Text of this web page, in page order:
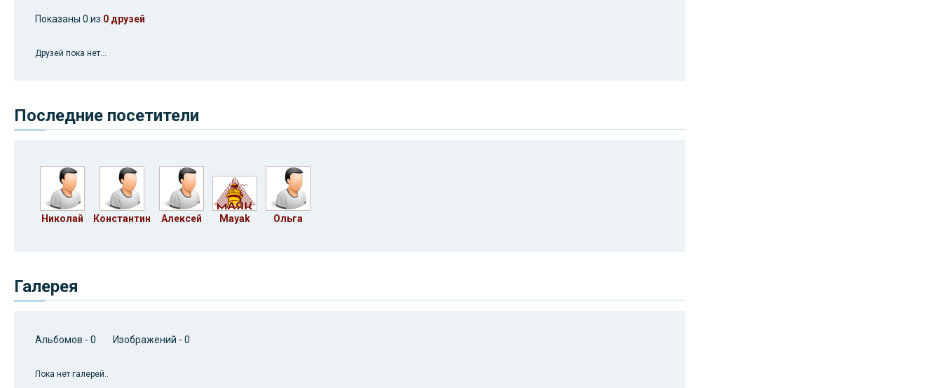
Показаны 0 из 0 друзей
Друзей пока нет...
Последние посетители
Николай Константин Aлексей Mayak Ольга
Галерея
Альбомов - 0 Изображений - 0
Пока нет галерей..